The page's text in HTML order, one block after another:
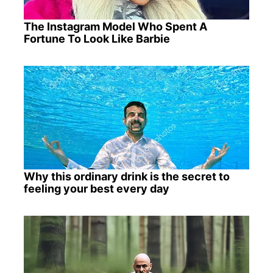
The Instagram Model Who Spent A
Fortune To Look Like Barbie
Why this ordinary drink is the secret to
feeling your best every day